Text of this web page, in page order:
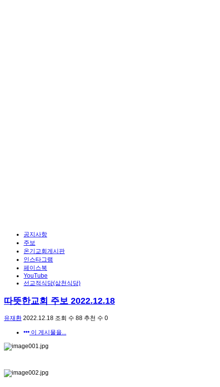
공지사항
주보
온기교회게시판
인스타그램
페이스북
YouTube
선교적식당(삶천식당)
따뜻한교회 주보 2022.12.18
유재환 2022.12.18 조회 수 88 추천 수 0
이 게시물을...